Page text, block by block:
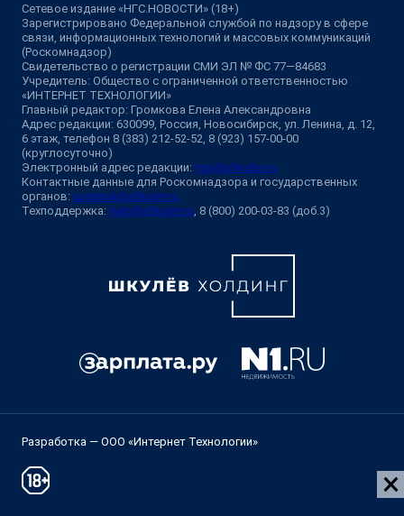
Сетевое издание «НГС.НОВОСТИ» (18+)
Зарегистрировано Федеральной службой по надзору в сфере
связи, информационных технологий и массовых коммуникаций
(Роскомнадзор)
Свидетельство о регистрации СМИ ЭЛ № ФС 77—84683
Учредитель: Общество с ограниченной ответственностью
«ИНТЕРНЕТ ТЕХНОЛОГИИ»
Главный редактор: Громкова Елена Александровна
Адрес редакции: 630099, Россия, Новосибирск, ул. Ленина, д. 12,
6 этаж, телефон 8 (383) 212-52-52, 8 (923) 157-00-00
(круглосуточно)
Электронный адрес редакции: ngs@shkulev.ru
Контактные данные для Роскомнадзора и государственных
органов: juristnsk@shkulev.ru
Техподдержка: help@shkulev.ru , 8 (800) 200-03-83 (доб.3)
Разработка — ООО «Интернет Технологии»